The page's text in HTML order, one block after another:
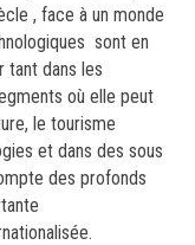
, face à un monde
sont en
tant dans les
où elle peut
le tourisme
et dans des sous
des profonds